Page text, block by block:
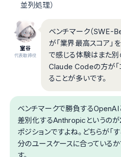
並列処理）
室谷
代表取締役
ベンチマーク（SWE-
が「業界最高スコア」
で感じる体験はまた別
Claude Codeの方が「
ることが多いです。
ベンチマークで勝負するOpenAI
差別化するAnthropicというの
ポジションですよね。どちらが「す
分のユースケースに合っている